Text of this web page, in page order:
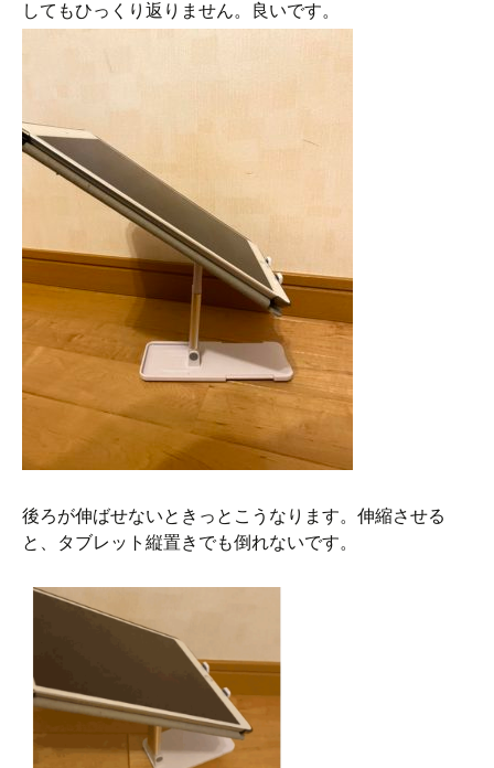
してもひっくり返りません。良いです。
後ろが伸ばせないときっとこうなります。伸縮させる
と、タブレット縦置きでも倒れないです。